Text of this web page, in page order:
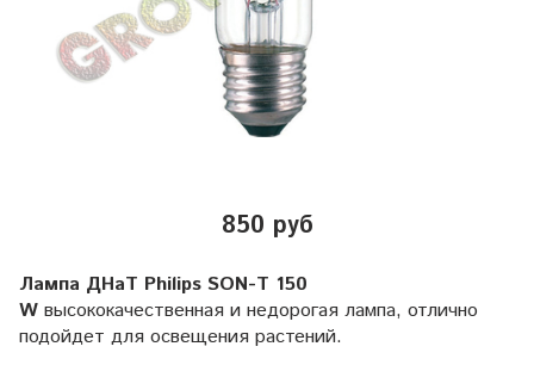
850 руб
Лампа ДНаТ Philips SON-T 150
W высококачественная и недорогая лампа, отлично
подойдет для освещения растений.